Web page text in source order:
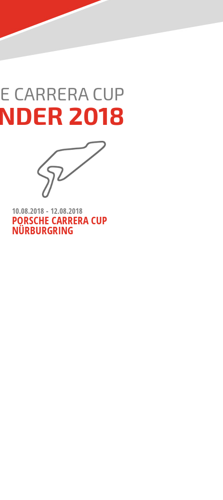
CARRERA CUP
2018
10.08.2018 - 12.08.2018
PORSCHE CARRERA CUP
NÜRBURGRING